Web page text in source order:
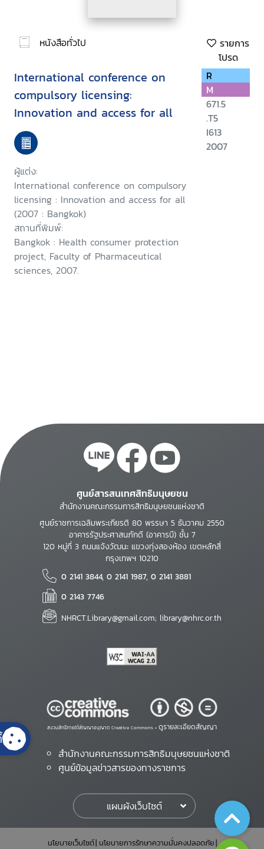
หนังสือทั่วไป
รายการ
โปรด
International conference on
compulsory licensing:
Innovation and access for all
ผู้แต่ง:
International conference on compulsory
licensing : Innovation and access for all
(2007 : Bangkok)
สถานที่พิมพ์:
Bangkok : Health consumer protection
project, Faculty of Pharmaceutical
sciences, 2007.
R
M
671.5
.T5
I613
2007
ศูนย์สารสนเทศสิทธิมนุษยชน
สำนักงานคณะกรรมการสิทธิมนุษยชนแห่งชาติ
ศูนย์ราชการเฉลิมพระเกียรติ 80 พรรษา 5 ธันวาคม 2550
อาคารรัฐประศาสนภักดี (อาคารบี) ชั้น 7
120 หมู่ที่ 3 ถนนแจ้งวัฒนะ แขวงทุ่งสองห้อง เขตหลักสี่
กรุงเทพฯ 10210
0 2141 3844, 0 2141 1987, 0 2141 3881
0 2143 7746
NHRCT.Library@gmail.com; library@nhrc.or.th
สงวนสิทธิ์ภายใต้สัญญาอนุญาต Creative Commons • ดูรายละเอียดสัญญา
สำนักงานคณะกรรมการสิทธิมนุษยชนแห่งชาติ
ศูนย์ข้อมูลข่าวสารของทางราชการ
แผนผังเว็บไซต์
นโยบายเว็บไซต์ นโยบายการรักษาความมั่นคงปลอดภัย